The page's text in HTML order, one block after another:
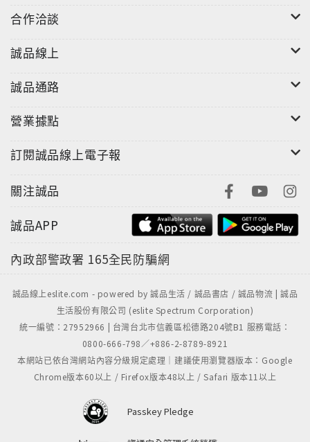
合作洽談
誠品線上
誠品通路
營業據點
訂閱誠品線上電子報
關注誠品
誠品APP
內政部警政署 165全民防騙網
誠品線上eslite.com - powered by 誠品生活 / 誠品書店 / 誠品物流 | 誠品
生活股份有限公司 (eslite Spectrum Corporation)
統一編號：27952966 | 台灣台北市信義區松德路204號B1 服務電話：
0800-666-798／+886-2-8789-8921
本網站已依台灣網站內容分級規定處理｜建議使用瀏覽器版本：Google
Chrome版本60以上 / Firefox版本48以上 / Safari 版本11以上
Passkey Pledge